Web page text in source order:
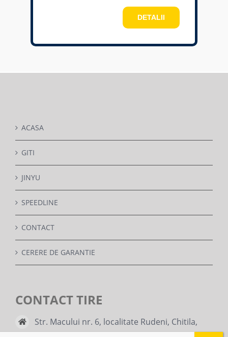
DETALII
ACASA
GITI
JINYU
SPEEDLINE
CONTACT
CERERE DE GARANTIE
CONTACT TIRE
Str. Macului nr. 6, localitate Rudeni, Chitila,